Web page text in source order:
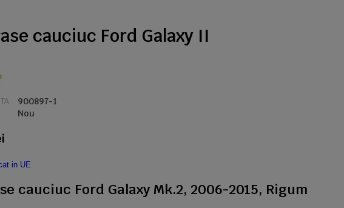
cauciuc Ford Galaxy II
900897-1
Nou
in UE
cauciuc Ford Galaxy Mk.2, 2006-2015, Rigum